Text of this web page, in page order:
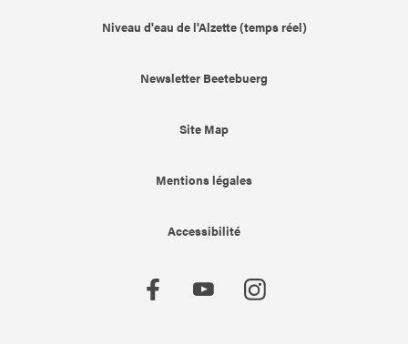
Niveau d'eau de l'Alzette (temps réel)
Newsletter Beetebuerg
Site Map
Mentions légales
Accessibilité